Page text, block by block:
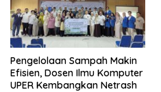
Pengelolaan Sampah Makin
Efisien, Dosen Ilmu Komputer
UPER Kembangkan Netrash